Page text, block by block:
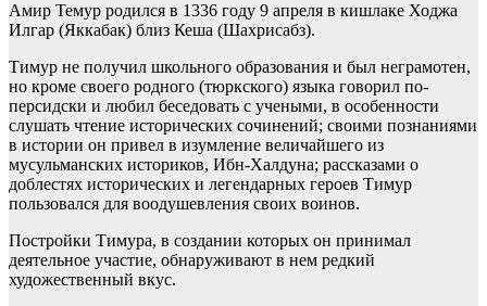
Амир Темур родился в 1336 году 9 апреля в кишлаке Ходжа
Илгар (Яккабак) близ Кеша (Шахрисабз).
Тимур не получил школьного образования и был неграмотен,
но кроме своего родного (тюркского) языка говорил по-
персидски и любил беседовать с учеными, в особенности
слушать чтение исторических сочинений; своими познаниями
в истории он привел в изумление величайшего из
мусульманских историков, Ибн-Халдуна; рассказами о
доблестях исторических и легендарных героев Тимур
пользовался для воодушевления своих воинов.
Постройки Тимура, в создании которых он принимал
деятельное участие, обнаруживают в нем редкий
художественный вкус.